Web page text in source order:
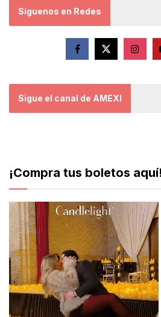
Síguenos en Redes
Sigue el canal de AMEXI
¡Compra tus boletos aquí!